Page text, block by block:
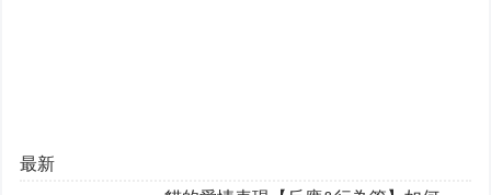
最新